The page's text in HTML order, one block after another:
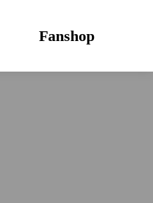
Fanshop